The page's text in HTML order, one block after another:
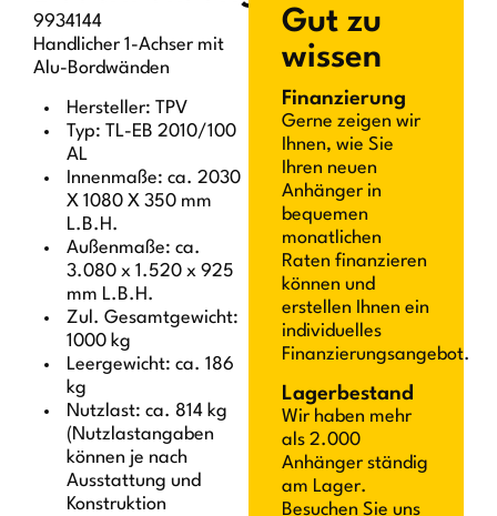
9934144
Handlicher 1-Achser mit
Alu-Bordwänden
Hersteller: TPV
Typ: TL-EB 2010/100
AL
Innenmaße: ca. 2030
X 1080 X 350 mm
L.B.H.
Außenmaße: ca.
3.080 x 1.520 x 925
mm L.B.H.
Zul. Gesamtgewicht:
1000 kg
Leergewicht: ca. 186
kg
Nutzlast: ca. 814 kg
(Nutzlastangaben
können je nach
Ausstattung und
Konstruktion
Gut zu
wissen
Finanzierung
Gerne zeigen wir
Ihnen, wie Sie
Ihren neuen
Anhänger in
bequemen
monatlichen
Raten finanzieren
können und
erstellen Ihnen ein
individuelles
Finanzierungsangebot.
Lagerbestand
Wir haben mehr
als 2.000
Anhänger ständig
am Lager.
Besuchen Sie uns